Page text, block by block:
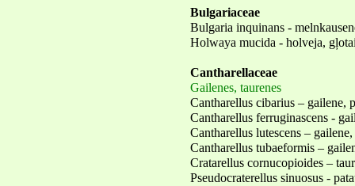
Bulgariaceae
Bulgaria inquinans -
Holwaya mucida - holveja,
Cantharellaceae
Gailenes, taurenes
Cantharellus cibarius – gailene,
Cantharellus ferruginascens -
Cantharellus lutescens –
Cantharellus tubaeformis –
Cratarellus cornucopioides –
Pseudocraterellus sinuosus -